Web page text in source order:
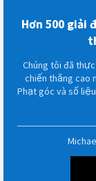
Hơn 500 giải
Chúng tôi đã
chiến thắng cao
Phạt góc và số